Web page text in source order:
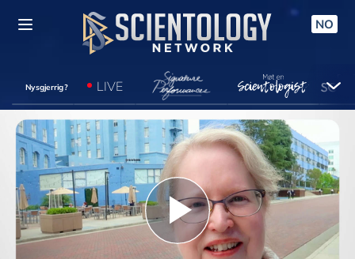
NO
Nysgjerrig? LIVE
Play